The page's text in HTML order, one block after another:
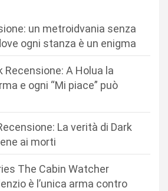
un metroidvania senza
ogni stanza è un enigma
A Holua la
e ogni “Mi piace” può
La verità di Dark
ai morti
The Cabin Watcher
è l’unica arma contro